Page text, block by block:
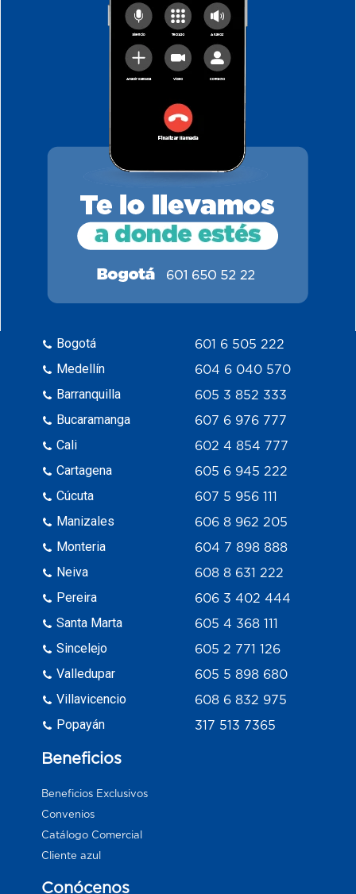
Bogotá
Medellín
Barranquilla
Bucaramanga
Cali
Cartagena
Cúcuta
Manizales
Monteria
Neiva
Pereira
Santa Marta
Sincelejo
Valledupar
Villavicencio
Popayán
601 6 505 222
604 6 040 570
605 3 852 333
607 6 976 777
602 4 854 777
605 6 945 222
607 5 956 111
606 8 962 205
604 7 898 888
608 8 631 222
606 3 402 444
605 4 368 111
605 2 771 126
605 5 898 680
608 6 832 975
317 513 7365
Beneficios
Beneficios Exclusivos
Convenios
Catálogo Comercial
Cliente azul
Conócenos